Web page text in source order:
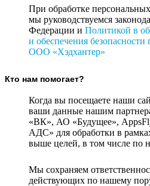
При обработке
мы руководствуемся
Федерации и Политикой в
и обеспечения
ООО «Хэдхантер»
Кто нам помогает?
Когда вы посещаете наши
ваши данные нашим
«ВК», АО «Будущее»,
АДС» для обработки в
выше целей, в том числе по
Мы сохраняем
действующих по нашему